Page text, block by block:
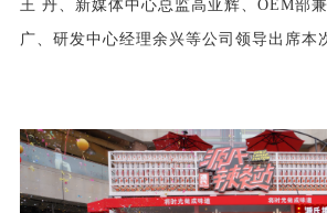
王 丹、新媒体中心总监高亚辉、OEM部
广、研发中心经理余兴等公司领导出席本